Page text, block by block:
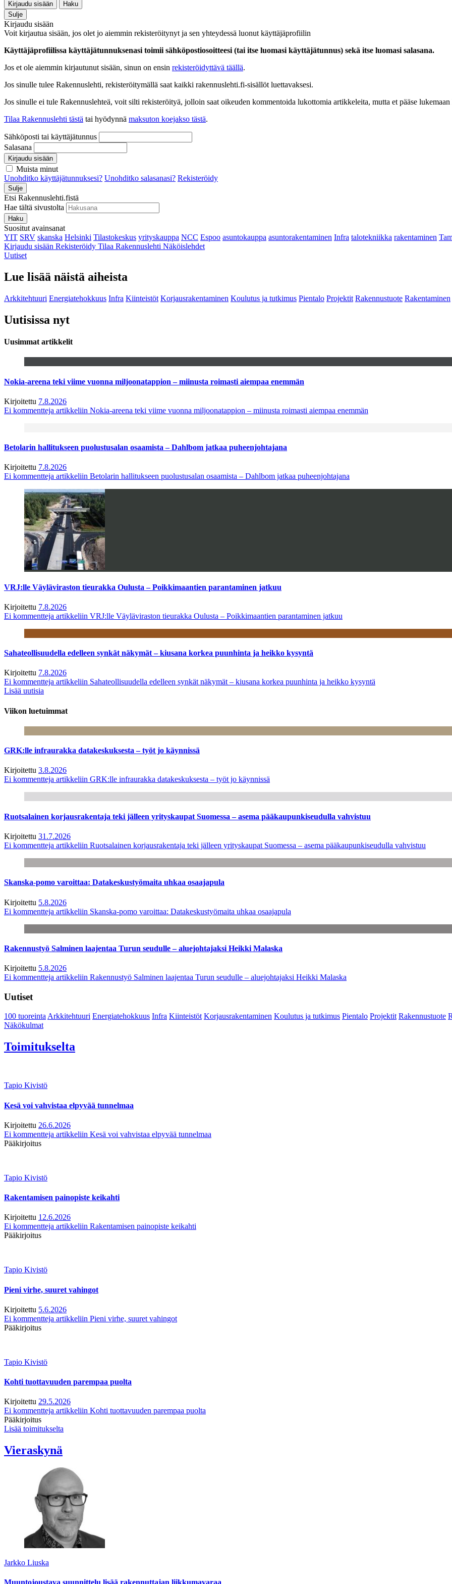
Kirjaudu sisään
Haku
Sulje
Kirjaudu sisään
Voit kirjautua sisään, jos olet jo aiemmin rekisteröitynyt ja sen yhteydessä luonut käyttäjäprofiilin
Käyttäjäprofiilissa käyttäjätunnuksenasi toimii sähköpostiosoitteesi (tai itse luomasi käyttäjätunnus) sekä itse luomasi salasana.
Jos et ole aiemmin kirjautunut sisään, sinun on ensin rekisteröidyttävä täällä.
Jos sinulle tulee Rakennuslehti, rekisteröitymällä saat kaikki rakennuslehti.fi-sisällöt luettavaksesi.
Jos sinulle ei tule Rakennuslehteä, voit silti rekisteröityä, jolloin saat oikeuden kommentoida lukottomia artikkeleita, mutta et pääse
Tilaa Rakennuslehti tästä tai hyödynnä maksuton koejakso tästä.
Sähköposti tai käyttäjätunnus
Salasana
Kirjaudu sisään
Muista minut
Unohditko käyttäjätunnuksesi? Unohditko salasanasi? Rekisteröidy
Sulje
Etsi Rakennuslehti.fistä
Hae tältä sivustolta
Haku
Suositut avainsanat
YIT SRV skanska Helsinki Tilastokeskus yrityskauppa NCC Espoo asuntokauppa asuntorakentaminen Infra talotekniikka rakentaminen
Kirjaudu sisään Rekisteröidy Tilaa Rakennuslehti Näköislehdet
Uutiset
Lue lisää näistä aiheista
Arkkitehtuuri Energiatehokkuus Infra Kiinteistöt Korjausrakentaminen Koulutus ja tutkimus Pientalo Projektit Rakennustuote Rakentaminen
Uutisissa nyt
Uusimmat artikkelit
Nokia-areena teki viime vuonna miljoonatappion – miinusta roimasti aiempaa enemmän
Kirjoitettu 7.8.2026
Ei kommentteja artikkeliin Nokia-areena teki viime vuonna miljoonatappion – miinusta roimasti aiempaa enemmän
Betolarin hallitukseen puolustusalan osaamista – Dahlbom jatkaa puheenjohtajana
Kirjoitettu 7.8.2026
Ei kommentteja artikkeliin Betolarin hallitukseen puolustusalan osaamista – Dahlbom jatkaa puheenjohtajana
VRJ:lle Väyläviraston tieurakka Oulusta – Poikkimaantien parantaminen jatkuu
Kirjoitettu 7.8.2026
Ei kommentteja artikkeliin VRJ:lle Väyläviraston tieurakka Oulusta – Poikkimaantien parantaminen jatkuu
Sahateollisuudella edelleen synkät näkymät – kiusana korkea puunhinta ja heikko kysyntä
Kirjoitettu 7.8.2026
Ei kommentteja artikkeliin Sahateollisuudella edelleen synkät näkymät – kiusana korkea puunhinta ja heikko kysyntä
Lisää uutisia
Viikon luetuimmat
GRK:lle infraurakka datakeskuksesta – työt jo käynnissä
Kirjoitettu 3.8.2026
Ei kommentteja artikkeliin GRK:lle infraurakka datakeskuksesta – työt jo käynnissä
Ruotsalainen korjausrakentaja teki jälleen yrityskaupat Suomessa – asema pääkaupunkiseudulla vahvistuu
Kirjoitettu 31.7.2026
Ei kommentteja artikkeliin Ruotsalainen korjausrakentaja teki jälleen yrityskaupat Suomessa – asema pääkaupunkiseudulla vahvistuu
Skanska-pomo varoittaa: Datakeskustyömaita uhkaa osaajapula
Kirjoitettu 5.8.2026
Ei kommentteja artikkeliin Skanska-pomo varoittaa: Datakeskustyömaita uhkaa osaajapula
Rakennustyö Salminen laajentaa Turun seudulle – aluejohtajaksi Heikki Malaska
Kirjoitettu 5.8.2026
Ei kommentteja artikkeliin Rakennustyö Salminen laajentaa Turun seudulle – aluejohtajaksi Heikki Malaska
Uutiset
100 tuoreintaArkkitehtuuri Energiatehokkuus Infra Kiinteistöt Korjausrakentaminen Koulutus ja tutkimus Pientalo Projektit Rakennustuote
Näkökulmat
Toimitukselta
Tapio Kivistö
Kesä voi vahvistaa elpyvää tunnelmaa
Kirjoitettu 26.6.2026
Ei kommentteja artikkeliin Kesä voi vahvistaa elpyvää tunnelmaa
Pääkirjoitus
Tapio Kivistö
Rakentamisen painopiste keikahti
Kirjoitettu 12.6.2026
Ei kommentteja artikkeliin Rakentamisen painopiste keikahti
Pääkirjoitus
Tapio Kivistö
Pieni virhe, suuret vahingot
Kirjoitettu 5.6.2026
Ei kommentteja artikkeliin Pieni virhe, suuret vahingot
Pääkirjoitus
Tapio Kivistö
Kohti tuottavuuden parempaa puolta
Kirjoitettu 29.5.2026
Ei kommentteja artikkeliin Kohti tuottavuuden parempaa puolta
Pääkirjoitus
Lisää toimitukselta
Vieraskynä
Jarkko Liuska